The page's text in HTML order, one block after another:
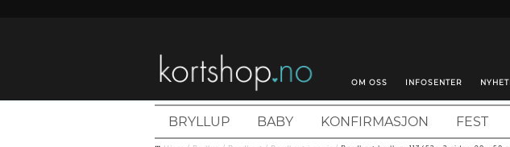
OM OSS INFOSENTER
BRYLLUP BABY KONFIRMASJON FEST